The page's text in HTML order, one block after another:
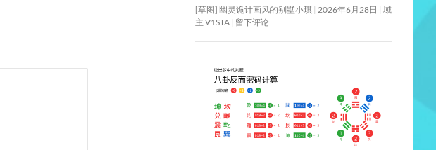
[草图] 幽灵诡计画风的别墅小琪 2026年6月28日
域
主 V1STA 留下评论